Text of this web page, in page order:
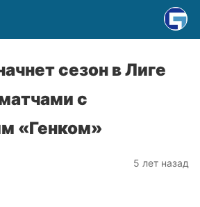
сезон в Лиге
с
«Генком»
5 лет назад